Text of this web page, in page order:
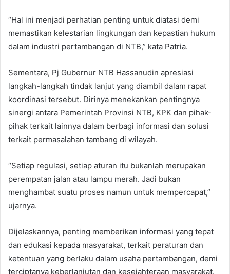
“Hal ini menjadi perhatian penting untuk diatasi demi
memastikan kelestarian lingkungan dan kepastian hukum
dalam industri pertambangan di NTB,” kata Patria.
Sementara, Pj Gubernur NTB Hassanudin apresiasi
langkah-langkah tindak lanjut yang diambil dalam rapat
koordinasi tersebut. Dirinya menekankan pentingnya
sinergi antara Pemerintah Provinsi NTB, KPK dan pihak-
pihak terkait lainnya dalam berbagi informasi dan solusi
terkait permasalahan tambang di wilayah.
“Setiap regulasi, setiap aturan itu bukanlah merupakan
perempatan jalan atau lampu merah. Jadi bukan
menghambat suatu proses namun untuk mempercapat,”
ujarnya.
Dijelaskannya, penting memberikan informasi yang tepat
dan edukasi kepada masyarakat, terkait peraturan dan
ketentuan yang berlaku dalam usaha pertambangan, demi
terciptanya keberlanjutan dan kesejahteraan masyarakat.